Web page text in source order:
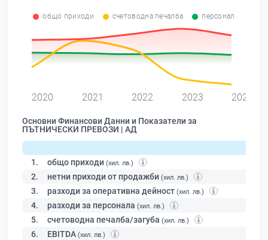
общо приходи счетоводна печалба персонал
2020 2021 2022 2023 2024
Основни Финансови Данни и Показатели за
ПЪТНИЧЕСКИ ПРЕВОЗИ | АД
1. общо приходи (хил. лв.)
2. нетни приходи от продажби (хил. лв.)
3. разходи за оперативна дейност (хил. лв.)
4. разходи за персонала (хил. лв.)
5. счетоводна печалба/загуба (хил. лв.)
6. EBITDA (хил. лв.)